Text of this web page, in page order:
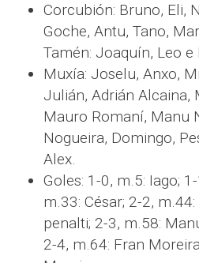
Corcubión: Bruno, Eli,
Goche, Antu, Tano,
Tamén: Joaquín, Leo e
Muxía: Joselu, Anxo,
Julián, Adrián Alcaina,
Mauro Romaní, Manu
Nogueira, Domingo,
Alex.
Goles: 1-0, m.5: Iago;
m.33: César; 2-2,
penalti; 2-3, m.58:
2-4, m.64: Fran